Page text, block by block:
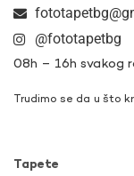
@fototapetbg
08h – 16h svakog
Trudimo se da u što
Tapete